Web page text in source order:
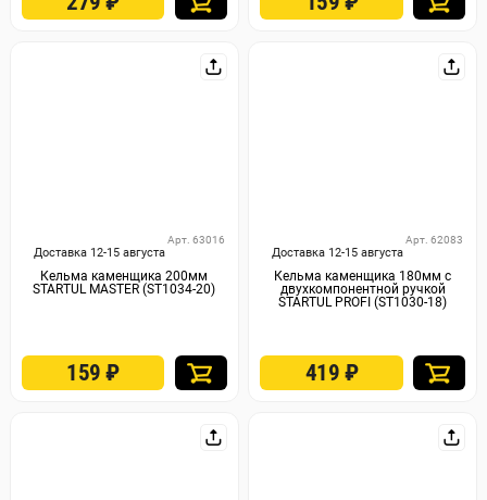
Доставка 12-15 августа
Арт. 63016
Кельма каменщика 200мм
STARTUL MASTER (ST1034-20)
159₽
Доставка 12-15 августа
Арт. 62083
Кельма каменщика 180мм с
двухкомпонентной ручкой
STARTUL PROFI (ST1030-18)
419 ₽